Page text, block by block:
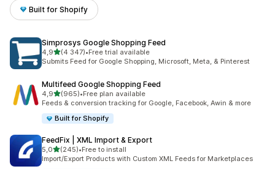
Built for Shopify
Simprosys Google Shopping Feed
4,9av 5 stjerner
(4 347)
Totalt 4347 omtaler
•Free trial available
Submits Feed for Google Shopping, Microsoft, Meta, & Pinterest
Multifeed Google Shopping Feed
4,9av 5 stjerner
(965)
Totalt 965 omtaler
•Free plan available
Feeds & conversion tracking for Google, Facebook, Awin & more
Built for Shopify
FeedFix | XML Import & Export
5,0av 5 stjerner
(245)
Totalt 245 omtaler
•Free to install
Import/Export Products with Custom XML Feeds for Marketplaces